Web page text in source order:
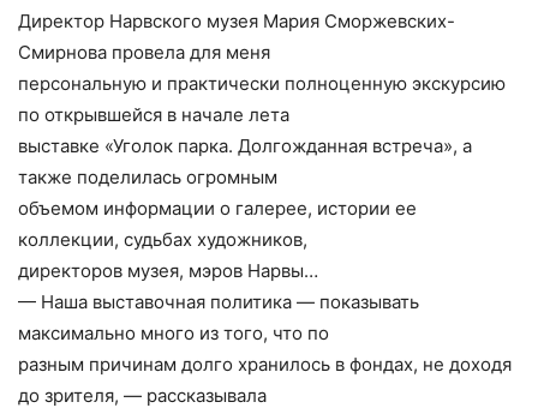
Директор Нарвского музея Мария Сморжевских-
Смирнова провела для меня
персональную и практически полноценную экскурсию
по открывшейся в начале лета
выставке «Уголок парка. Долгожданная встреча», а
также поделилась огромным
объемом информации о галерее, истории ее
коллекции, судьбах художников,
директоров музея, мэров Нарвы…
— Наша выставочная политика — показывать
максимально много из того, что по
разным причинам долго хранилось в фондах, не доходя
до зрителя, — рассказывала